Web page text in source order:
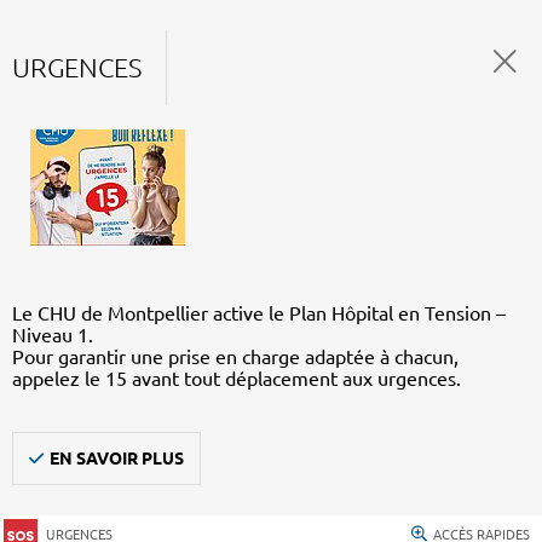
URGENCES
Le CHU de Montpellier active le Plan Hôpital en Tension –
Niveau 1.
Pour garantir une prise en charge adaptée à chacun,
appelez le 15 avant tout déplacement aux urgences.
EN SAVOIR PLUS
URGENCES ACCÈS RAPIDES